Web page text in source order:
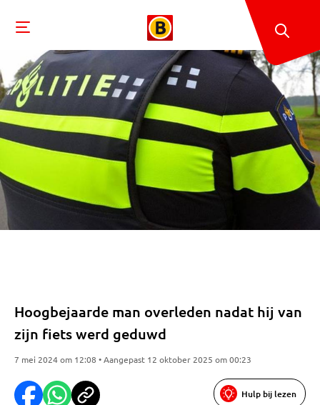
Hoogbejaarde man overleden nadat hij van
zijn fiets werd geduwd
7 mei 2024 om 12:08 • Aangepast 12 oktober 2025 om 00:23
Hulp bij lezen